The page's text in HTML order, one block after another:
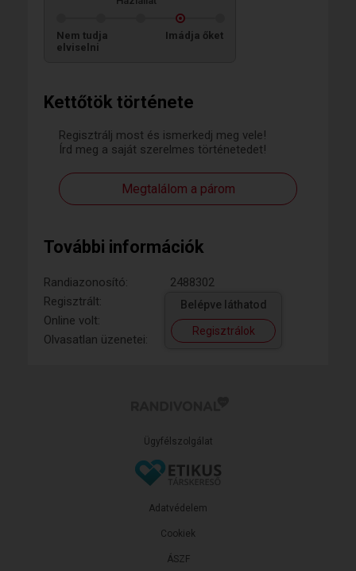
Kettőtök története
Regisztrálj most és ismerkedj meg vele!
Írd meg a saját szerelmes történetedet!
Megtalálom a párom
További információk
Randiazonosító:
2488302
Regisztrált:
Online volt:
Olvasatlan üzenetei:
Belépve láthatod
Regisztrálok
Nem tudja
elviselni
Imádja őket
Ügyfélszolgálat
ÁSZF
Adatvédelem
Cookiek